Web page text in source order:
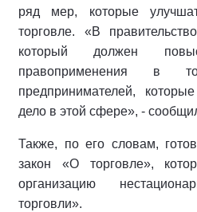
ряд мер, которые
торговле. «В
который должен
правоприменения в
предпринимателей,
дело в этой сфере», -
Также, по его словам,
закон «О торговле»,
организацию
торговли».